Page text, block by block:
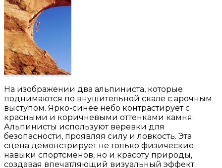
На изображении два альпиниста, которые
поднимаются по внушительной скале с арочным
выступом. Ярко-синее небо контрастирует с
красными и коричневыми оттенками камня.
Альпинисты используют веревки для
безопасности, проявляя силу и ловкость. Эта
сцена демонстрирует не только физические
навыки спортсменов, но и красоту природы,
создавая впечатляющий визуальный эффект.